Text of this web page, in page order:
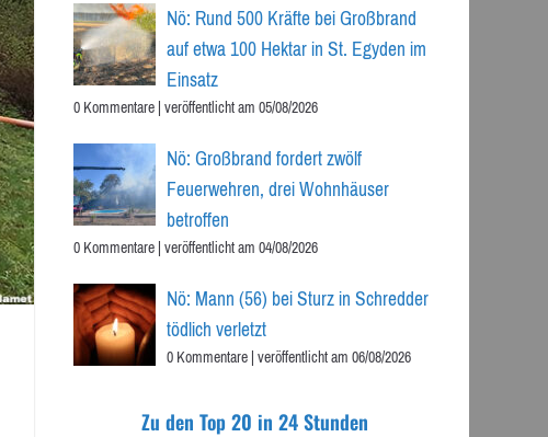
Nö: Rund 500 Kräfte bei Großbrand
auf etwa 100 Hektar in St. Egyden im
Einsatz
0 Kommentare|veröffentlicht am 05/08/2026
Nö: Großbrand fordert zwölf
Feuerwehren, drei Wohnhäuser
betroffen
0 Kommentare|veröffentlicht am 04/08/2026
Nö: Mann (56) bei Sturz in Schredder
tödlich verletzt
0 Kommentare|veröffentlicht am 06/08/2026
Zu den Top 20 in 24 Stunden